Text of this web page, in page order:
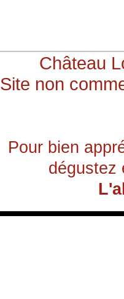
Château
Site non
Pour bien
dégustez